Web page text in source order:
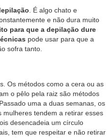
. É algo chato e
e não dura muito
para que a depilação dure
pode usar para que a
sofra tanto.
Os métodos como a cera ou as
o pêlo pela raiz são métodos
uma a duas semanas, os
mulheres tendem a retirar esses
desencadeia um círculo
tem que respeitar e não retirar